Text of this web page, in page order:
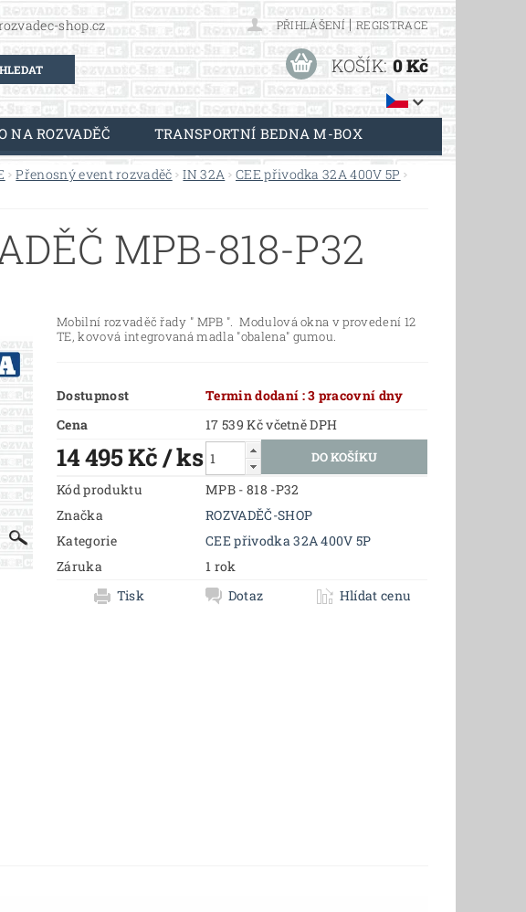
shop.cz PŘIHLÁŠENÍ | REGISTRACE
KOŠÍK: 0 Kč
NA ROZVADĚČ TRANSPORTNÍ BEDNA M-BOX
Přenosný event rozvaděč IN 32A
CEE přivodka 32A 400V 5P
MPB-818-P32
Mobilní rozvaděč řady " MPB ". Modulová okna v provedení 12
TE, kovová integrovaná madla "obalena" gumou.
Dostupnost
Termin dodaní : 3 pracovní dny
Cena
17 539 Kč včetně DPH
14 495 Kč/ ks
Kód produktu
MPB - 818 -P32
Značka
ROZVADĚČ-SHOP
Kategorie
CEE přivodka 32A 400V 5P
Záruka
1 rok
Tisk
Dotaz Hlídat cenu